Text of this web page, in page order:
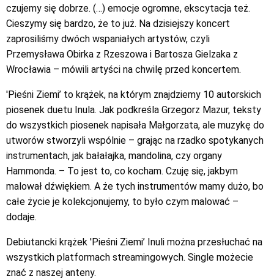
czujemy się dobrze. (…) emocje ogromne, ekscytacja też.
Cieszymy się bardzo, że to już. Na dzisiejszy koncert
zaprosiliśmy dwóch wspaniałych artystów, czyli
Przemysława Obirka z Rzeszowa i Bartosza Gielzaka z
Wrocławia – mówili artyści na chwilę przed koncertem.
'Pieśni Ziemi’ to krążek, na którym znajdziemy 10 autorskich
piosenek duetu Inula. Jak podkreśla Grzegorz Mazur, teksty
do wszystkich piosenek napisała Małgorzata, ale muzykę do
utworów stworzyli wspólnie – grając na rzadko spotykanych
instrumentach, jak bałałajka, mandolina, czy organy
Hammonda. – To jest to, co kocham. Czuję się, jakbym
malował dźwiękiem. A że tych instrumentów mamy dużo, bo
całe życie je kolekcjonujemy, to było czym malować –
dodaje.
Debiutancki krążek 'Pieśni Ziemi’ Inuli można przesłuchać na
wszystkich platformach streamingowych. Single możecie
znać z naszej anteny.